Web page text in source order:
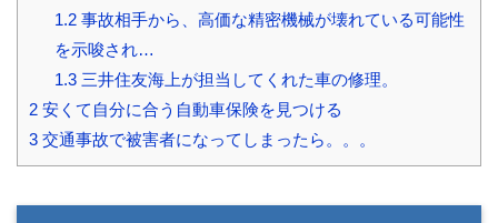
1.2事故相手から、高価な精密機械が壊れている可能性
を示唆され…
1.3三井住友海上が担当してくれた車の修理。
2 安くて自分に合う自動車保険を見つける
3 交通事故で被害者になってしまったら。。。